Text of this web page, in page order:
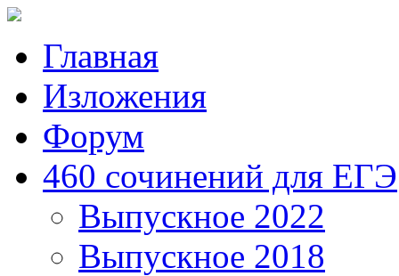
Главная
Изложения
Форум
460 сочинений для ЕГЭ
Выпускное 2022
Выпускное 2018